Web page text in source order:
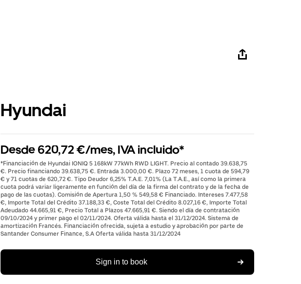
Hyundai
Desde 620,72 €/mes, IVA incluido*
*Financiación de Hyundai IONIQ 5 168kW 77kWh RWD LIGHT. Precio al contado 39.638,75
€. Precio financiando 39.638,75 €. Entrada 3.000,00 €. Plazo 72 meses, 1 cuota de 594,79
€ y 71 cuotas de 620,72 €. Tipo Deudor 6,25% T.A.E. 7,01% (La T.A.E., así como la primera
cuota podrá variar ligeramente en función del día de la firma del contrato y de la fecha de
pago de las cuotas). Comisión de Apertura 1,50 % 549,58 € Financiado. Intereses 7.477,58
€, Importe Total del Crédito 37.188,33 €, Coste Total del Crédito 8.027,16 €, Importe Total
Adeudado 44.665,91 €, Precio Total a Plazos 47.665,91 €. Siendo el día de contratación
09/10/2024 y primer pago el 02/11/2024. Oferta válida hasta el 31/12/2024. Sistema de
amortización Francés. Financiación ofrecida, sujeta a estudio y aprobación por parte de
Santander Consumer Finance, S.A Oferta válida hasta 31/12/2024
Sign in to book